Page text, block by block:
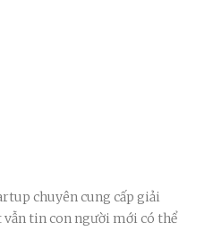
chuyên cung cấp giải
vẫn tin con người mới có thể